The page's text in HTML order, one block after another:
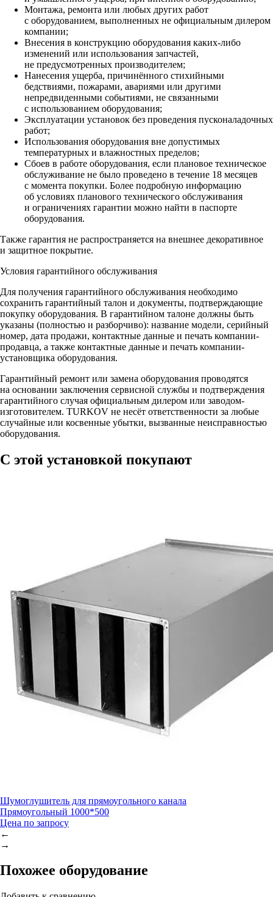
Монтажа, ремонта или любых других работ
с оборудованием, выполненных не официальным дилером
компании;
Внесения в конструкцию оборудования каких‑либо
изменений или использования запчастей,
не предусмотренных производителем;
Нанесения ущерба, причинённого стихийными
бедствиями, пожарами, авариями или другими
непредвиденными событиями, не связанными
с использованием оборудования;
Эксплуатации установок без проведения пусконаладочных
работ;
Использования оборудования вне допустимых
температурных и влажностных пределов;
Сбоев в работе оборудования, если плановое техническое
обслуживание не было проведено в течение 18 месяцев
с момента покупки. Более подробную информацию
об условиях планового технического обслуживания
и ограничениях гарантии можно найти в паспорте
оборудования.
Также гарантия не распространяется на внешнее декоративное
и защитное покрытие.
Условия гарантийного обслуживания
Для получения гарантийного обслуживания необходимо
сохранить гарантийный талон и документы, подтверждающие
покупку оборудования. В гарантийном талоне должны быть
указаны (полностью и разборчиво): название модели, серийный
номер, дата продажи, контактные данные и печать компании-
продавца, а также контактные данные и печать компании-
установщика оборудования.
Гарантийный ремонт или замена оборудования проводятся
на основании заключения сервисной службы и подтверждения
гарантийного случая официальным дилером или заводом-
изготовителем. TURKOV не несёт ответственности за любые
случайные или косвенные убытки, вызванные неисправностью
оборудования.
С этой установкой покупают
Шумоглушитель для прямоугольного канала
Прямоугольный 1000*500
Цена по запросу
←
→
Похожее оборудование